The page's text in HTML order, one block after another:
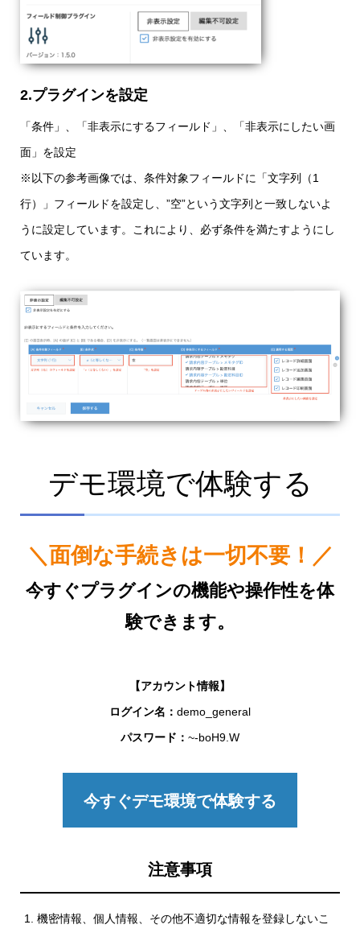
2.プラグインを設定
「条件」、「非表示にするフィールド」、「非表示にしたい画
面」を設定
※以下の参考画像では、条件対象フィールドに「文字列（1
行）」フィールドを設定し、”空”という文字列と一致しないよ
うに設定しています。これにより、必ず条件を満たすようにし
ています。
デモ環境で体験する
＼面倒な手続きは一切不要！／
今すぐプラグインの機能や操作性を体
験できます。
【アカウント情報】
ログイン名： demo_general
パスワード： ~-boH9.W
今すぐデモ環境で体験する
注意事項
機密情報、個人情報、その他不適切な情報を登録しないこ